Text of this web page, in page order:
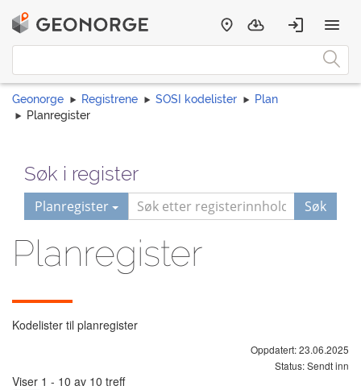
Geonorge Registrene SOSI kodelister
Plan
Planregister
Søk i register
Planregister Søk
Planregister
Kodelister til planregister
Oppdatert: 23.06.2025
Status: Sendt inn
Viser 1 - 10 av 10 treff